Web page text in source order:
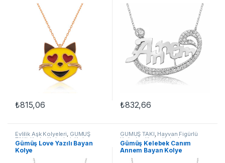
₺815,06 ₺832,66
Evlilik Aşk Kolyeleri, GÜMÜŞ
TAKI Kadın Kolyeleri ,Kolye
Taşlı Kolyeler
Gümüş Love Yazılı Bayan
Kolye
GÜMÜŞ TAKI, Hayvan Figürlü
Kolyeler ,Kadın Kolyeleri
Kelebek Kolyeler,Kolye
Gümüş Kelebek Canım
Annem Bayan Kolye